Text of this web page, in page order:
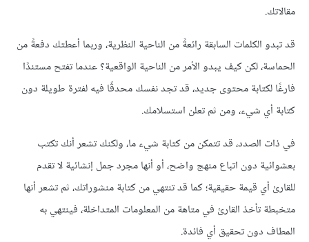
مقالاتك.
قد تبدو الكلمات السابقة رائعةً من الناحية النظرية، وربما أعطتك دفعةً من
الحماسة، لكن كيف يبدو الأمر من الناحية الواقعية؟ عندما تفتح مستندًا
فارغًا لكتابة محتوى جديد، قد تجد نفسك محدقًا فيه لفترة طويلة دون
كتابة أي شيء، ومن ثم تعلن استسلامك.
في ذات الصدد، قد تتمكن من كتابة شيء ما، ولكنك تشعر أنك تكتب
بعشوائية دون اتباع منهج واضح، أو أنها مجرد جمل إنشائية لا تقدم
للقارئ أي قيمة حقيقية؛ كما قد تنتهي من كتابة منشوراتك، ثم تشعر أنها
متخبطة تأخذ القارئ في متاهة من المعلومات المتداخلة، فينتهي به
المطاف دون تحقيق أي فائدة.